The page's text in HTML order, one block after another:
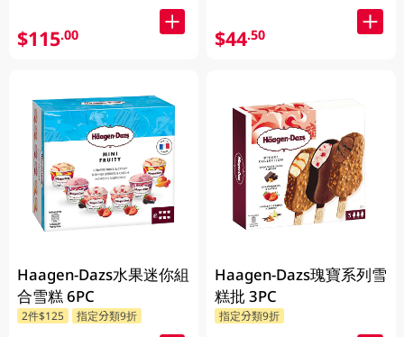
$115.00
Haagen-Dazs水果迷你組
合雪糕 6PC
2件$125 指定分類9折
$44.50
Haagen-Dazs瑰寶系列雪
糕批 3PC
指定分類9折